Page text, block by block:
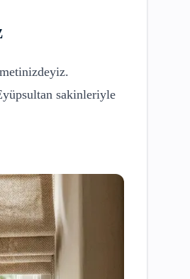
sakinleriyle